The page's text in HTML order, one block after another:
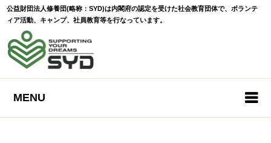
公益財団法人修養団(略称：SYD)は内閣府の認定を受けた社会教育団体で、ボランテ
ィア活動、キャンプ、社員教育等を行なっています。
MENU